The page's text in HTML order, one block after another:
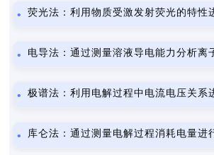
荧光法：利用物质受激发射荧光的特性
电导法：通过测量溶液导电能力分析离
极谱法：利用电解过程中电流电压关系
库仑法：通过测量电解过程消耗电量进